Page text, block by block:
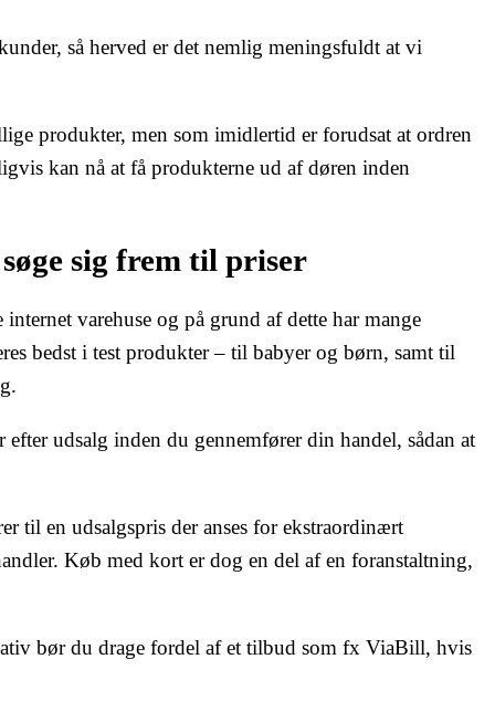
så herved er det nemlig meningsfuldt at vi
produkter, men som imidlertid er forudsat at ordren
kan nå at få produkterne ud af døren inden
sig frem til priser
varehuse og på grund af dette har mange
bedst i test produkter – til babyer og børn, samt til
udsalg inden du gennemfører din handel, sådan at
til en udsalgspris der anses for ekstraordinært
Køb med kort er dog en del af en foranstaltning,
bør du drage fordel af et tilbud som fx ViaBill, hvis